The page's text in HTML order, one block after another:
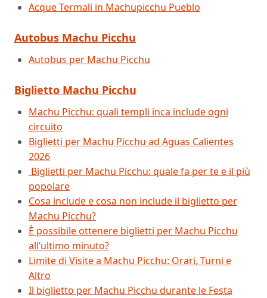
Acque Termali in Machupicchu Pueblo
Autobus Machu Picchu
Autobus per Machu Picchu
Biglietto Machu Picchu
Machu Picchu: quali templi inca include ogni
circuito
Biglietti per Machu Picchu ad Aguas Calientes
2026
Biglietti per Machu Picchu: quale fa per te e il più
popolare
Cosa include e cosa non include il biglietto per
Machu Picchu?
È possibile ottenere biglietti per Machu Picchu
all’ultimo minuto?
Limite di Visite a Machu Picchu: Orari, Turni e
Altro
Il biglietto per Machu Picchu durante le Festa